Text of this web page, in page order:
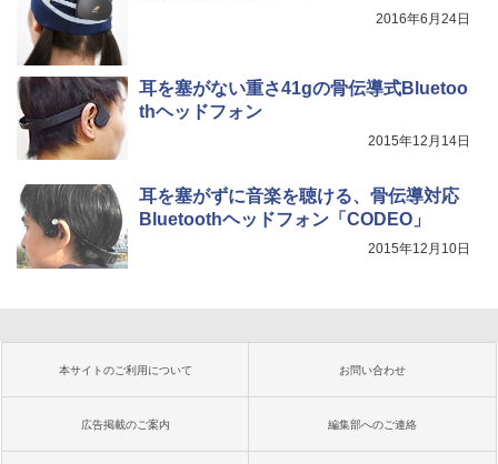
2016年6月24日
耳を塞がない重さ41gの骨伝導式Bluetoo
thヘッドフォン
2015年12月14日
耳を塞がずに音楽を聴ける、骨伝導対応
Bluetoothヘッドフォン「CODEO」
2015年12月10日
本サイトのご利用について お問い合わせ
広告掲載のご案内 編集部へのご連絡